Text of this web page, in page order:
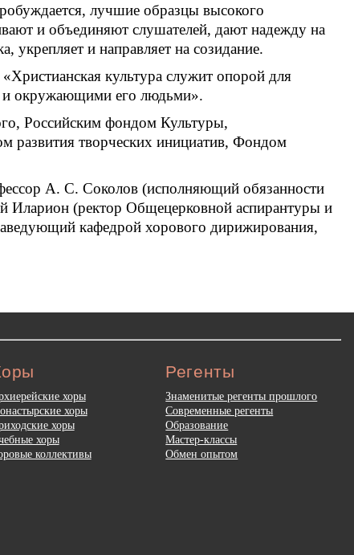
лучшие образцы высокого
и объединяют слушателей, дают надежду на
укрепляет и направляет на созидание.
культура служит опорой для
и окружающими его людьми».
Российским фондом Культуры,
развития творческих инициатив, Фондом
А. С. Соколов (исполняющий обязанности
Иларион (ректор Общецерковной аспирантуры и
кафедрой хорового дирижирования,
хоры
хоры
хоры
хоры
коллективы
Регенты
Знаменитые регенты прошлого
Современные регенты
Образование
Мастер-классы
Обмен опытом